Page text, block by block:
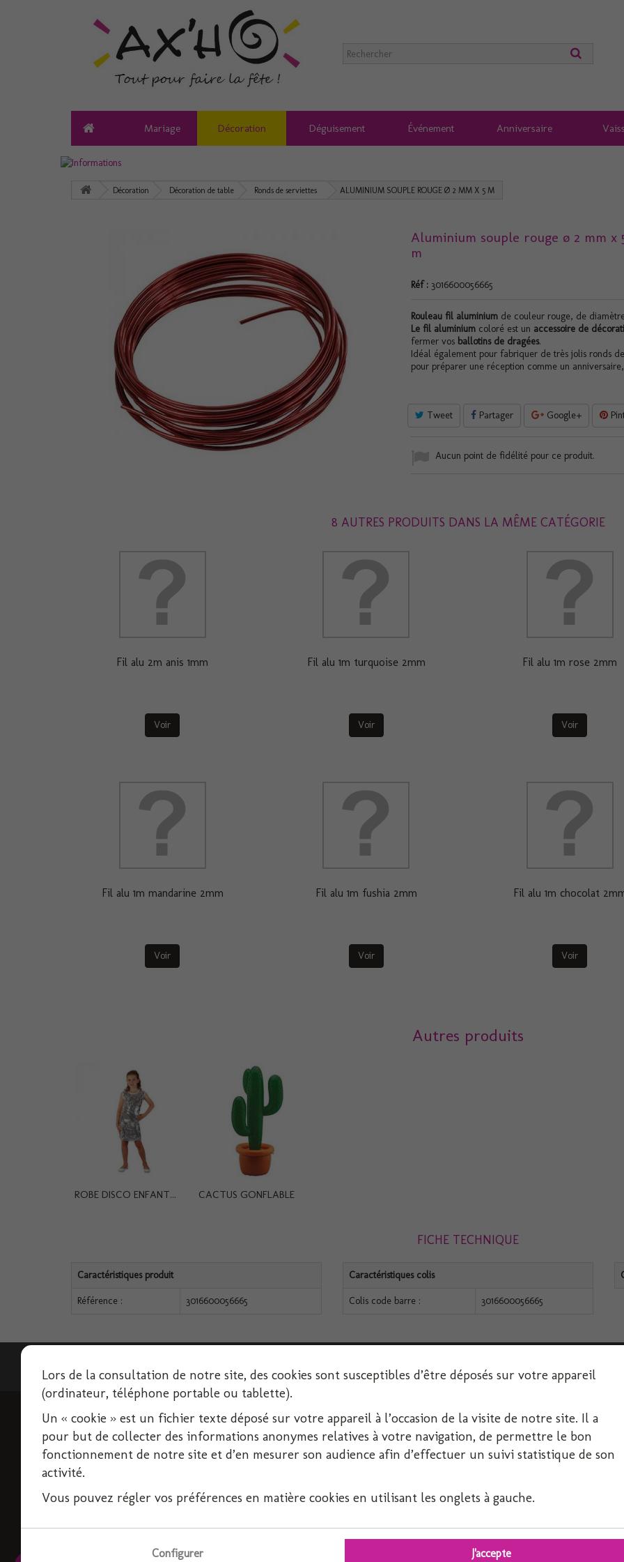
Mariage Décoration Déguisement Événement Anniversaire
Décoration Décoration de table Ronds de serviettes ALUMINIUM SOUPLE ROUGE Ø 2 MM X 5 M
Aluminium souple rouge ø 2 mm x
m
Réf : 3016600056665
Rouleau fil aluminiumde couleur rouge, de
Le fil aluminiumcoloré est un accessoire de
fermer vos ballotins de dragées.
Idéal également pour fabriquer de très jolis ronds
pour préparer une réception comme un
Tweet Partager Google+
Aucun point de fidélité pour ce produit.
8 AUTRES PRODUITS DANS LA MÊME CATÉGORIE
Fil alu 2m anis 1mm
Voir
Fil alu 1m turquoise 2mm
Voir
Fil alu 1m rose 2mm
Voir
Fil alu 1m mandarine 2mm
Voir
Fil alu 1m fushia 2mm
Voir
Fil alu 1m chocolat
Voir
Autres produits
ROBE DISCO ENFANT... CACTUS GONFLABLE
FICHE TECHNIQUE
Caractéristiques produit
Référence : 3016600056665
Caractéristiques colis
Colis code barre : 3016600056665
INFORMATIONS
Livraison
Conditions d'utilisation
Paiement sécurisé
Contactez-nous
SERVICE CLIENT
Décoration-Fête.com, FIRPLAST
69800 SAINT PRIEST
responsable.axho@orange.fr
Lors de la consultation de notre site, des cookies sont susceptibles d’être déposés sur votre appareil
(ordinateur, téléphone portable ou tablette).
Un « cookie » est un fichier texte déposé sur votre appareil à l’occasion de la visite de notre site. Il a
pour but de collecter des informations anonymes relatives à votre navigation, de permettre le bon
fonctionnement de notre site et d’en mesurer son audience afin d’effectuer un suivi statistique de son
activité.
Vous pouvez régler vos préférences en matière cookies en utilisant les onglets à gauche.
Configurer J'accepte